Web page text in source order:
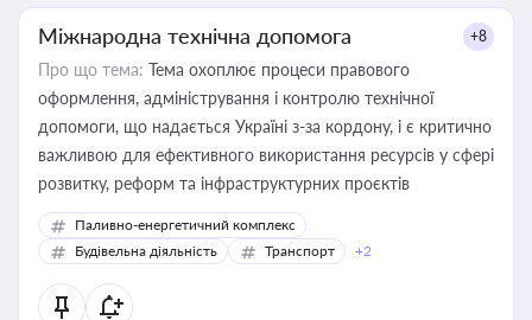
Міжнародна технічна допомога +8
Про що тема: Тема охоплює процеси правового
оформлення, адміністрування і контролю технічної
допомоги, що надається Україні з-за кордону, і є критично
важливою для ефективного використання ресурсів у сфері
розвитку, реформ та інфраструктурних проєктів
Паливно-енергетичний комплекс
Будівельна діяльність
Транспорт +2